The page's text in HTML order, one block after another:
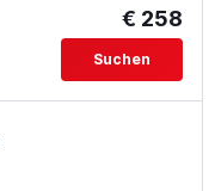
€ 258
Suchen